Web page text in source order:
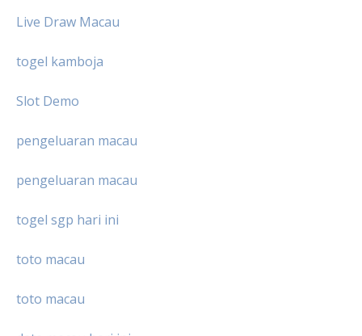
Live Draw Macau
togel kamboja
Slot Demo
pengeluaran macau
pengeluaran macau
togel sgp hari ini
toto macau
toto macau